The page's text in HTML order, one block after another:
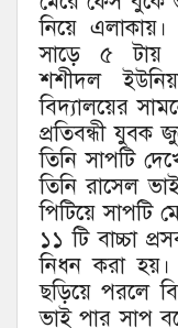
নিয়ে এলাকায়।
সাড়ে ৫ টায়
শশীদল
বিদ্যালয়ের
প্রতিবন্ধী যুবক
তিনি সাপটি
তিনি রাসেল
পিটিয়ে সাপটি
১১ টি বাচ্চা
নিধন করা হয়।
ছড়িয়ে পরলে
ভাই পার সাপ